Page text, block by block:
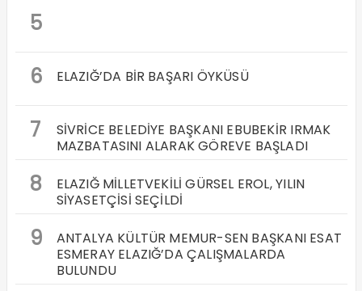
5
6
ELAZIĞ’DA BİR BAŞARI ÖYKÜSÜ
7
SİVRİCE BELEDİYE BAŞKANI EBUBEKİR IRMAK
MAZBATASINI ALARAK GÖREVE BAŞLADI
8
ELAZIĞ MİLLETVEKİLİ GÜRSEL EROL, YILIN
SİYASETÇİSİ SEÇİLDİ
9
ANTALYA KÜLTÜR MEMUR-SEN BAŞKANI ESAT
ESMERAY ELAZIĞ’DA ÇALIŞMALARDA
BULUNDU